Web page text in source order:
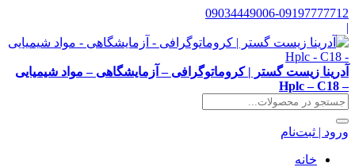
09034449006-09197777712
|
آدرینا زیست گستر | کروماتوگرافی – آزمایشگاهی – مواد شیمیایی
– Hplc – C18
ورود | ثبت‌نام
خانه